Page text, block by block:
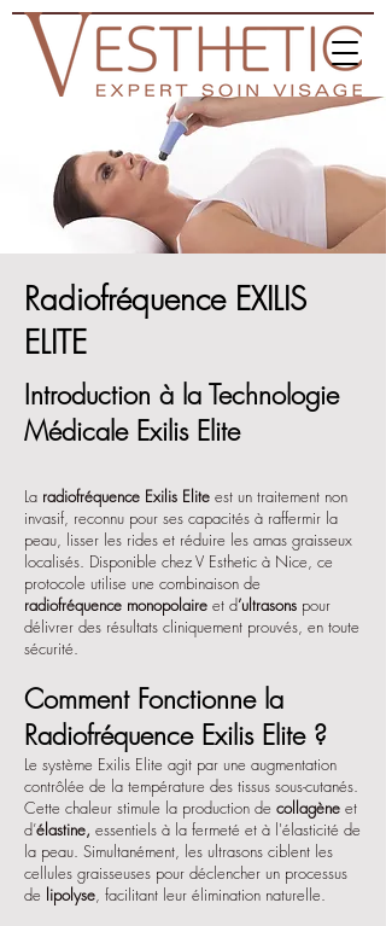
Radiofréquence EXILIS
ELITE
Introduction à la Technologie
Médicale Exilis Elite
La radiofréquence Exilis Elite est un traitement non
invasif, reconnu pour ses capacités à raffermir la
peau, lisser les rides et réduire les amas graisseux
localisés. Disponible chez V Esthetic à Nice, ce
protocole utilise une combinaison de
radiofréquence monopolaire et d’ultrasons pour
délivrer des résultats cliniquement prouvés, en toute
sécurité.
Comment Fonctionne la
Radiofréquence Exilis Elite ?
Le système Exilis Elite agit par une augmentation
contrôlée de la température des tissus sous-cutanés.
Cette chaleur stimule la production de collagène et
d’élastine, essentiels à la fermeté et à l'élasticité de
la peau. Simultanément, les ultrasons ciblent les
cellules graisseuses pour déclencher un processus
de lipolyse, facilitant leur élimination naturelle.